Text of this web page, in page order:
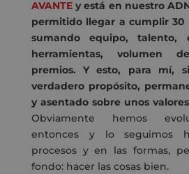
AVANTEy está en nuestro
permitido llegar a cumplir 30
sumando equipo, talento,
herramientas, volumen
premios. Y esto, para mí,
verdadero propósito,
y asentado sobre unos
Obviamente hemos
entonces y lo seguimos
procesos y en las formas,
fondo: hacer las cosas bien.